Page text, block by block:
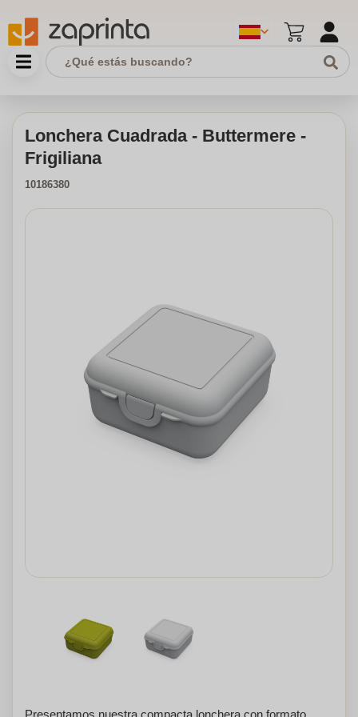
Lonchera Cuadrada - Buttermere -
Frigiliana
10186380
Presentamos nuestra compacta lonchera con formato